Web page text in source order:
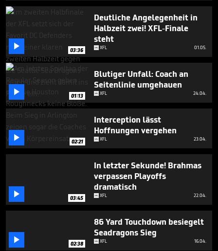
3
minutes,
 03:36
Deutliche Angelegenheit in
Halbzeit zwei! XFL-Finale
steht
XFL 01.05.
 01:13
Blutiger Unfall: Coach an
Seitenlinie umgehauen
XFL 24.04.
 02:21
Interception lässt
Hoffnungen vergehen
XFL 23.04.
 03:45
In letzter Sekunde! Brahmas
verpassen Playoffs
dramatisch
XFL 22.04.
 02:38
86 Yard Touchdown besiegelt
Seadragons Sieg
XFL 16.04.